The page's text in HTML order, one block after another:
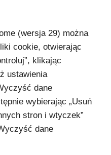
(wersja 29) można
cookie, otwierając
klikając
ustawienia
dane
wybierając „Usuń
stron i wtyczek”
dane